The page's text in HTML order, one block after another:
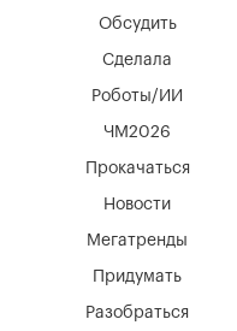
Мегатренды
Придумать
Разобраться
Новости
Обсудить
Сделала
Роботы/ИИ
ЧМ2026
Прокачаться